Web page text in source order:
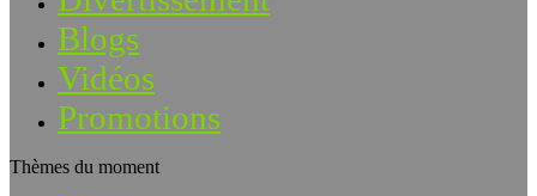
Blogs
Vidéos
Promotions
Thèmes du moment